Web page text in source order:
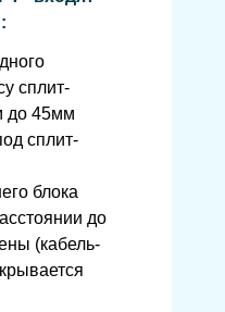
сплит-
до 45мм
сплит-
блока
до
(кабель-